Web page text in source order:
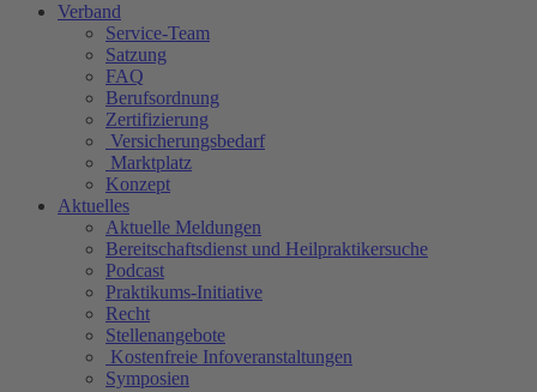
Verband
Service-Team
Satzung
FAQ
Berufsordnung
Zertifizierung
Versicherungsbedarf
Marktplatz
Konzept
Aktuelles
Aktuelle Meldungen
Bereitschaftsdienst und Heilpraktikersuche
Podcast
Praktikums-Initiative
Recht
Stellenangebote
Kostenfreie Infoveranstaltungen
Symposien